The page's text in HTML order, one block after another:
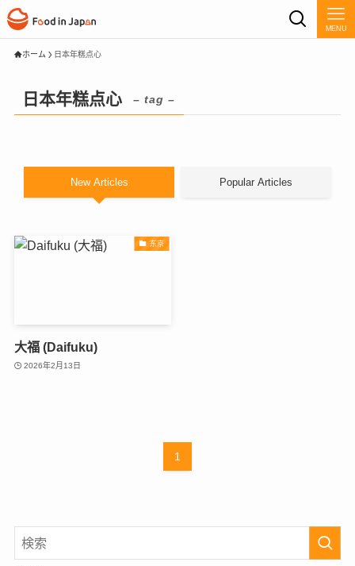
MENU
ホーム 日本年糕点心
日本年糕点心 – tag –
New Articles Popular Articles
东京
大福 (Daifuku)
2026年2月13日
1